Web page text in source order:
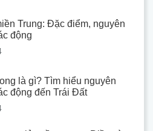
Trung: Đặc điểm, nguyên
động
là gì? Tìm hiểu nguyên
động đến Trái Đất